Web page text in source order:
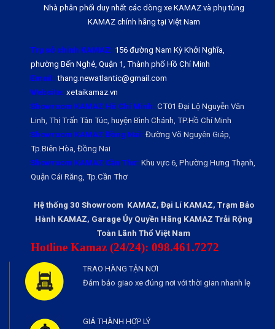
Nhà phân phối duy nhất các dòng xe KAMAZ và phụ tùng
KAMAZ chính hãng tại Việt Nam
Trụ sở chính KAMAZ: 156 đường Nam Kỳ Khởi Nghĩa,
phường Bến Nghé, Quận 1, Thành phố Hồ Chí Minh
Email: thang.newatlantic@gmail.com
Website: xetaikamaz.vn
Showroom KAMAZ Hồ Chí Minh: CT01 Đại Lộ Nguyễn Văn
Linh, Thị Trấn Tân Túc, huyện Bình Chánh, TP.Hồ Chí Minh
Showroom KAMAZ Đồng Nai: Đường Võ Nguyên Giáp,
Tp.Biên Hòa, Đồng Nai
Showroom KAMAZ Cần Thơ: Khu vực 6, Phường Hưng Thạnh,
Quận Cái Răng, Tp.Cần Thơ
Hệ thống 30 Showroom KAMAZ, Đại Lí KAMAZ, Trạm Bảo
Hành KAMAZ, Garage Ủy Quyền Hãng KAMAZ Trải Rộng
Toàn Lãnh Thổ Việt Nam
Hotline Kamaz (24/24): 098.461.7272
TRAO HÀNG TẬN NƠI
Đảm bảo giao xe đúng nơi với thời gian nhanh lẹ
GIÁ THÀNH HỢP LÝ